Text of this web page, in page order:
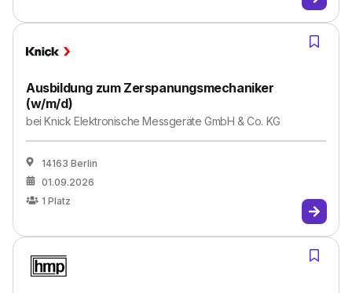
Ausbildung zum Zerspanungsmechaniker
(w/m/d)
beiKnick Elektronische Messgeräte GmbH & Co. KG
14163 Berlin
01.09.2026
1 Platz